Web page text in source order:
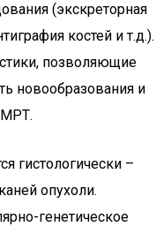
(экскреторная
костей и т.д.).
позволяющие
новообразования и
гистологически –
опухоли.
генетическое